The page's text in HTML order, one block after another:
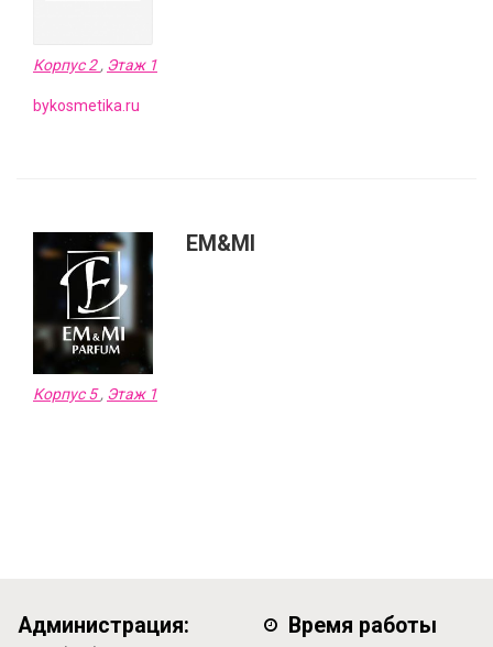
Корпус 2, Этаж 1
bykosmetika.ru
EM&MI
Корпус 5, Этаж 1
Администрация: Время работы